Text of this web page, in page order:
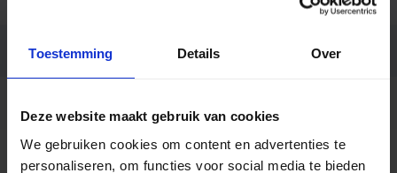
Toestemming Details Over
Deze website maakt gebruik van cookies
We gebruiken cookies om content en advertenties te
personaliseren, om functies voor social media te bieden
Garantie 2 jaar